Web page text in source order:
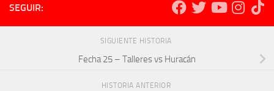
SEGUIR:
SIGUIENTE HISTORIA
Fecha 25 – Talleres vs Huracán
HISTORIA ANTERIOR